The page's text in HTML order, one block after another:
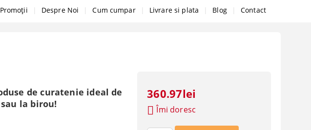
Promoții Despre Noi Cum cumpar Livrare si plata Blog Contact
de curatenie ideal de
la birou!
360.97lei
Îmi doresc